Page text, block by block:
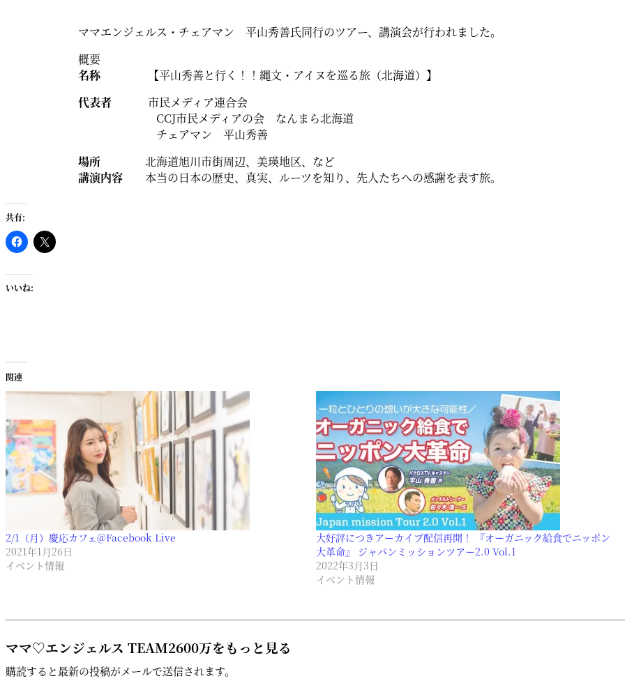
ママエンジェルス・チェアマン 平山秀善氏同行のツアー、講演会が行われました。
概要
名称 【平山秀善と行く！！縄文・アイヌを巡る旅（北海道）】
代表者 市民メディア連合会
CCJ市民メディアの会 なんまら北海道
チェアマン 平山秀善
場所 北海道旭川市街周辺、美瑛地区、など
講演内容 本当の日本の歴史、真実、ルーツを知り、先人たちへの感謝を表す旅。
共有:
いいね:
関連
2/1（月）慶応カフェ@Facebook Live
2021年1月26日
イベント情報
大好評につきアーカイブ配信再開！ 『オーガニック給食でニッポン
大革命』 ジャパンミッションツアー2.0 Vol.1
2022年3月3日
イベント情報
ママ♡エンジェルス TEAM2600万をもっと見る
購読すると最新の投稿がメールで送信されます。